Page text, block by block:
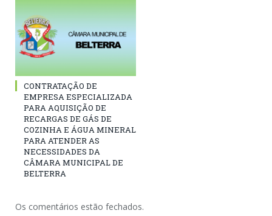
CONTRATAÇÃO DE
EMPRESA ESPECIALIZADA
PARA AQUISIÇÃO DE
RECARGAS DE GÁS DE
COZINHA E ÁGUA MINERAL
PARA ATENDER AS
NECESSIDADES DA
CÂMARA MUNICIPAL DE
BELTERRA
Os comentários estão fechados.